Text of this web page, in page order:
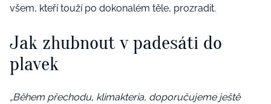
všem, kteří touží po dokonalém těle, prozradit.
Jak zhubnout v padesáti do
plavek
„Během přechodu, klimakteria, doporučujeme ještě